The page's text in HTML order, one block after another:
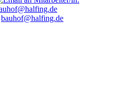
bauhof@halfing.de